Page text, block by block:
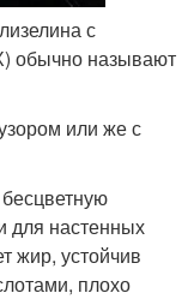
с
обычно называют
или же с
для настенных
жир, устойчив
плохо